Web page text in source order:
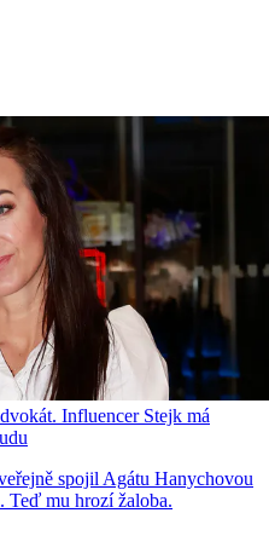
Influencer Stejk má
spojil Agátu Hanychovou
Teď mu hrozí žaloba.